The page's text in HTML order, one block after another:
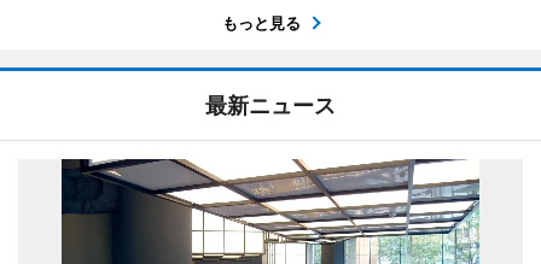
もっと見る
最新ニュース